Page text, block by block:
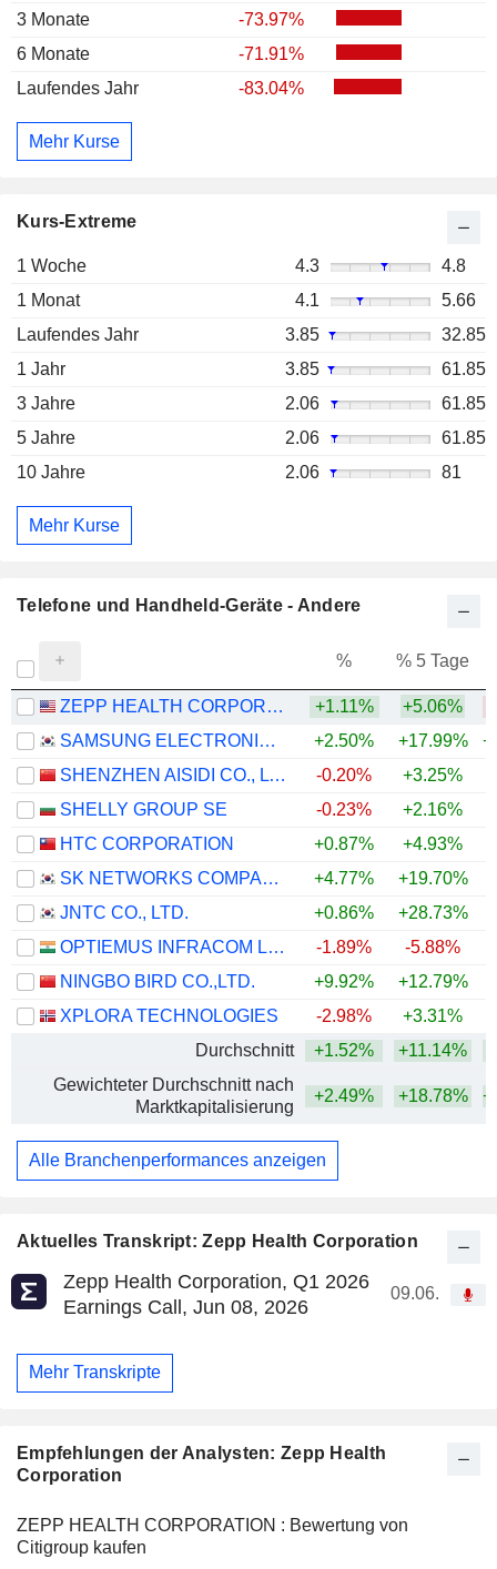
Aktuelles Transkript: Zepp Health Corporation
Zepp Health Corporation, Q1 2026
Earnings Call, Jun 08, 2026
09.06.
Mehr Transkripte
Empfehlungen der Analysten: Zepp Health
Corporation
ZEPP HEALTH CORPORATION : Bewertung von
Citigroup kaufen
3 Monate
-73.97%
6 Monate
-71.91%
Laufendes Jahr
-83.04%
Mehr Kurse
Kurs-Extreme
1 Woche 4.3
4.8
1 Monat
4.1
5.66
Laufendes Jahr
3.85
32.85
1 Jahr
3.85
61.85
3 Jahre
2.06
61.85
5 Jahre
2.06
61.85
10 Jahre
2.06 81
Mehr Kurse
Telefone und Handheld-Geräte - Andere
% % 5 Tage
ZEPP HEALTH CORPORATION +1.11% +5.06%
SAMSUNG ELECTRONICS CO., LTD.
+2.50% +17.99%
SHENZHEN AISIDI CO., LTD.
-0.20% +3.25%
SHELLY GROUP SE
-0.23% +2.16%
HTC CORPORATION
+0.87% +4.93%
SK NETWORKS COMPANY LIMITED
+4.77% +19.70%
JNTC CO., LTD.
+0.86% +28.73%
OPTIEMUS INFRACOM LIMITED
-1.89% -5.88%
NINGBO BIRD CO.,LTD.
+9.92% +12.79%
XPLORA TECHNOLOGIES
-2.98% +3.31%
Durchschnitt
+1.52% +11.14%
Gewichteter Durchschnitt nach
Marktkapitalisierung
+2.49% +18.78%
Alle Branchenperformances anzeigen